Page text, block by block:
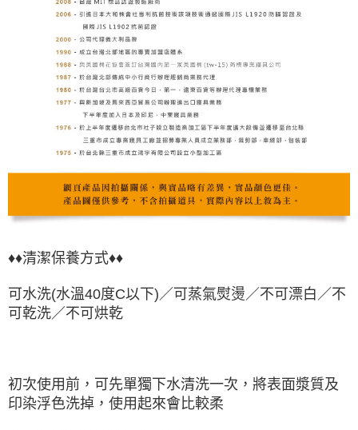
♦♦清潔保養方式♦♦
可水洗(水溫40度C以下)／可蒸氣熨燙／不可漂白／不
可乾洗／不可烘乾
初次使用前，可先單獨下水清洗一次，將表面漿質及
印染浮色洗掉，使用起來會比較柔